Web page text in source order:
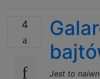
4
Jest to